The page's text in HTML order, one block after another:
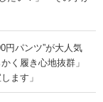
円パンツ”が大人気
く履き心地抜群」
ます」